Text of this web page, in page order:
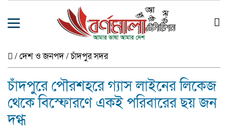
/দেশ ও জনপদ/চাঁদপুর সদর
চাঁদপুরে পৌরশহরে গ্যাস লাইনের লিকেজ
থেকে বিস্ফোরণে একই পরিবারের ছয় জন
দগ্ধ